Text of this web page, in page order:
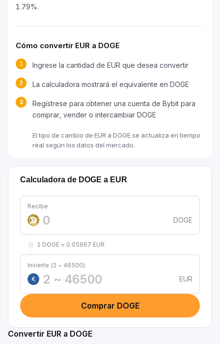
1.79%.
Cómo convertir EUR a DOGE
1 Ingrese la cantidad de EUR que desea convertir
2 La calculadora mostrará el equivalente en DOGE
3
Regístrese para obtener una cuenta de Bybit para
comprar, vender o intercambiar DOGE
El tipo de cambio de EUR a DOGE se actualiza en tiempo
real según los datos del mercado.
Calculadora de DOGE a EUR
Recibe
DOGE
1 DOGE ≈ 0.05967 EUR
Invierte (2 ~ 46500)
€
EUR
Comprar DOGE
Convertir EUR a DOGE